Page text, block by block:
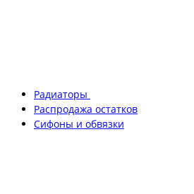
Радиаторы
Распродажа остатков
Сифоны и обвязки